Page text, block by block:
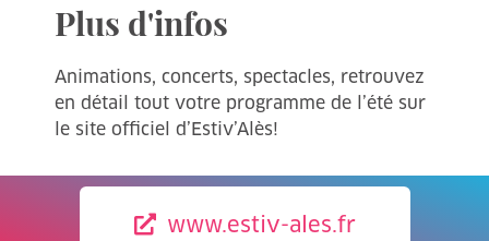
Plus d'infos
Animations, concerts, spectacles, retrouvez
en détail tout votre programme de l’été sur
le site officiel d’Estiv’Alès!
www.estiv-ales.fr